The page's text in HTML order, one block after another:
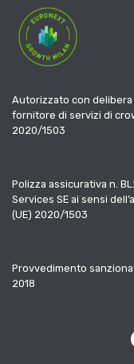
Autorizzato con delibera
fornitore di servizi di
2020/1503
Polizza assicurativa n.
Services SE ai sensi
(UE) 2020/1503
Provvedimento
2018